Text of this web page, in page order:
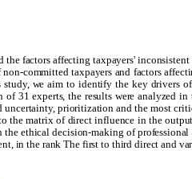
the factors affecting taxpayers'
committed taxpayers and factors
we aim to identify the key drivers
31 experts, the results were analyzed
uncertainty, prioritization and the most
the matrix of direct influence in the
ethical decision-making of
in the rank The first to third direct and